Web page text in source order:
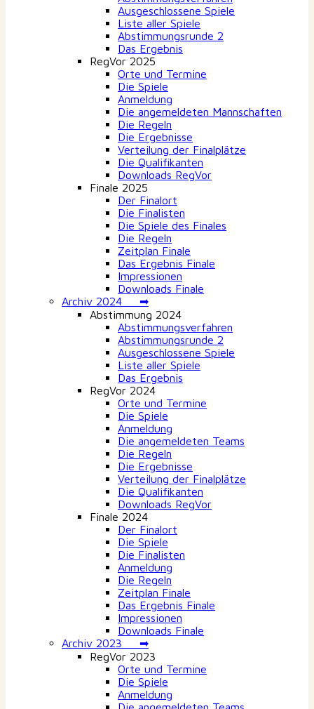
Ausgeschlossene Spiele
Liste aller Spiele
Abstimmungsrunde 2
Das Ergebnis
RegVor 2025
Orte und Termine
Die Spiele
Anmeldung
Die angemeldeten Mannschaften
Die Regeln
Die Ergebnisse
Verteilung der Finalplätze
Die Qualifikanten
Downloads RegVor
Finale 2025
Der Finalort
Die Finalisten
Die Spiele des Finales
Die Regeln
Zeitplan Finale
Das Ergebnis Finale
Impressionen
Downloads Finale
Archiv 2024 ➡
Abstimmung 2024
Abstimmungsverfahren
Abstimmungsrunde 2
Ausgeschlossene Spiele
Liste aller Spiele
Das Ergebnis
RegVor 2024
Orte und Termine
Die Spiele
Anmeldung
Die angemeldeten Teams
Die Regeln
Die Ergebnisse
Verteilung der Finalplätze
Die Qualifikanten
Downloads RegVor
Finale 2024
Der Finalort
Die Spiele
Die Finalisten
Anmeldung
Die Regeln
Zeitplan Finale
Das Ergebnis Finale
Impressionen
Downloads Finale
Archiv 2023 ➡
RegVor 2023
Orte und Termine
Die Spiele
Anmeldung